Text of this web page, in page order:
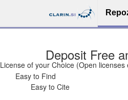
Deposit Free
License of your Choice (Open licenses
Easy to Find
Easy to Cite